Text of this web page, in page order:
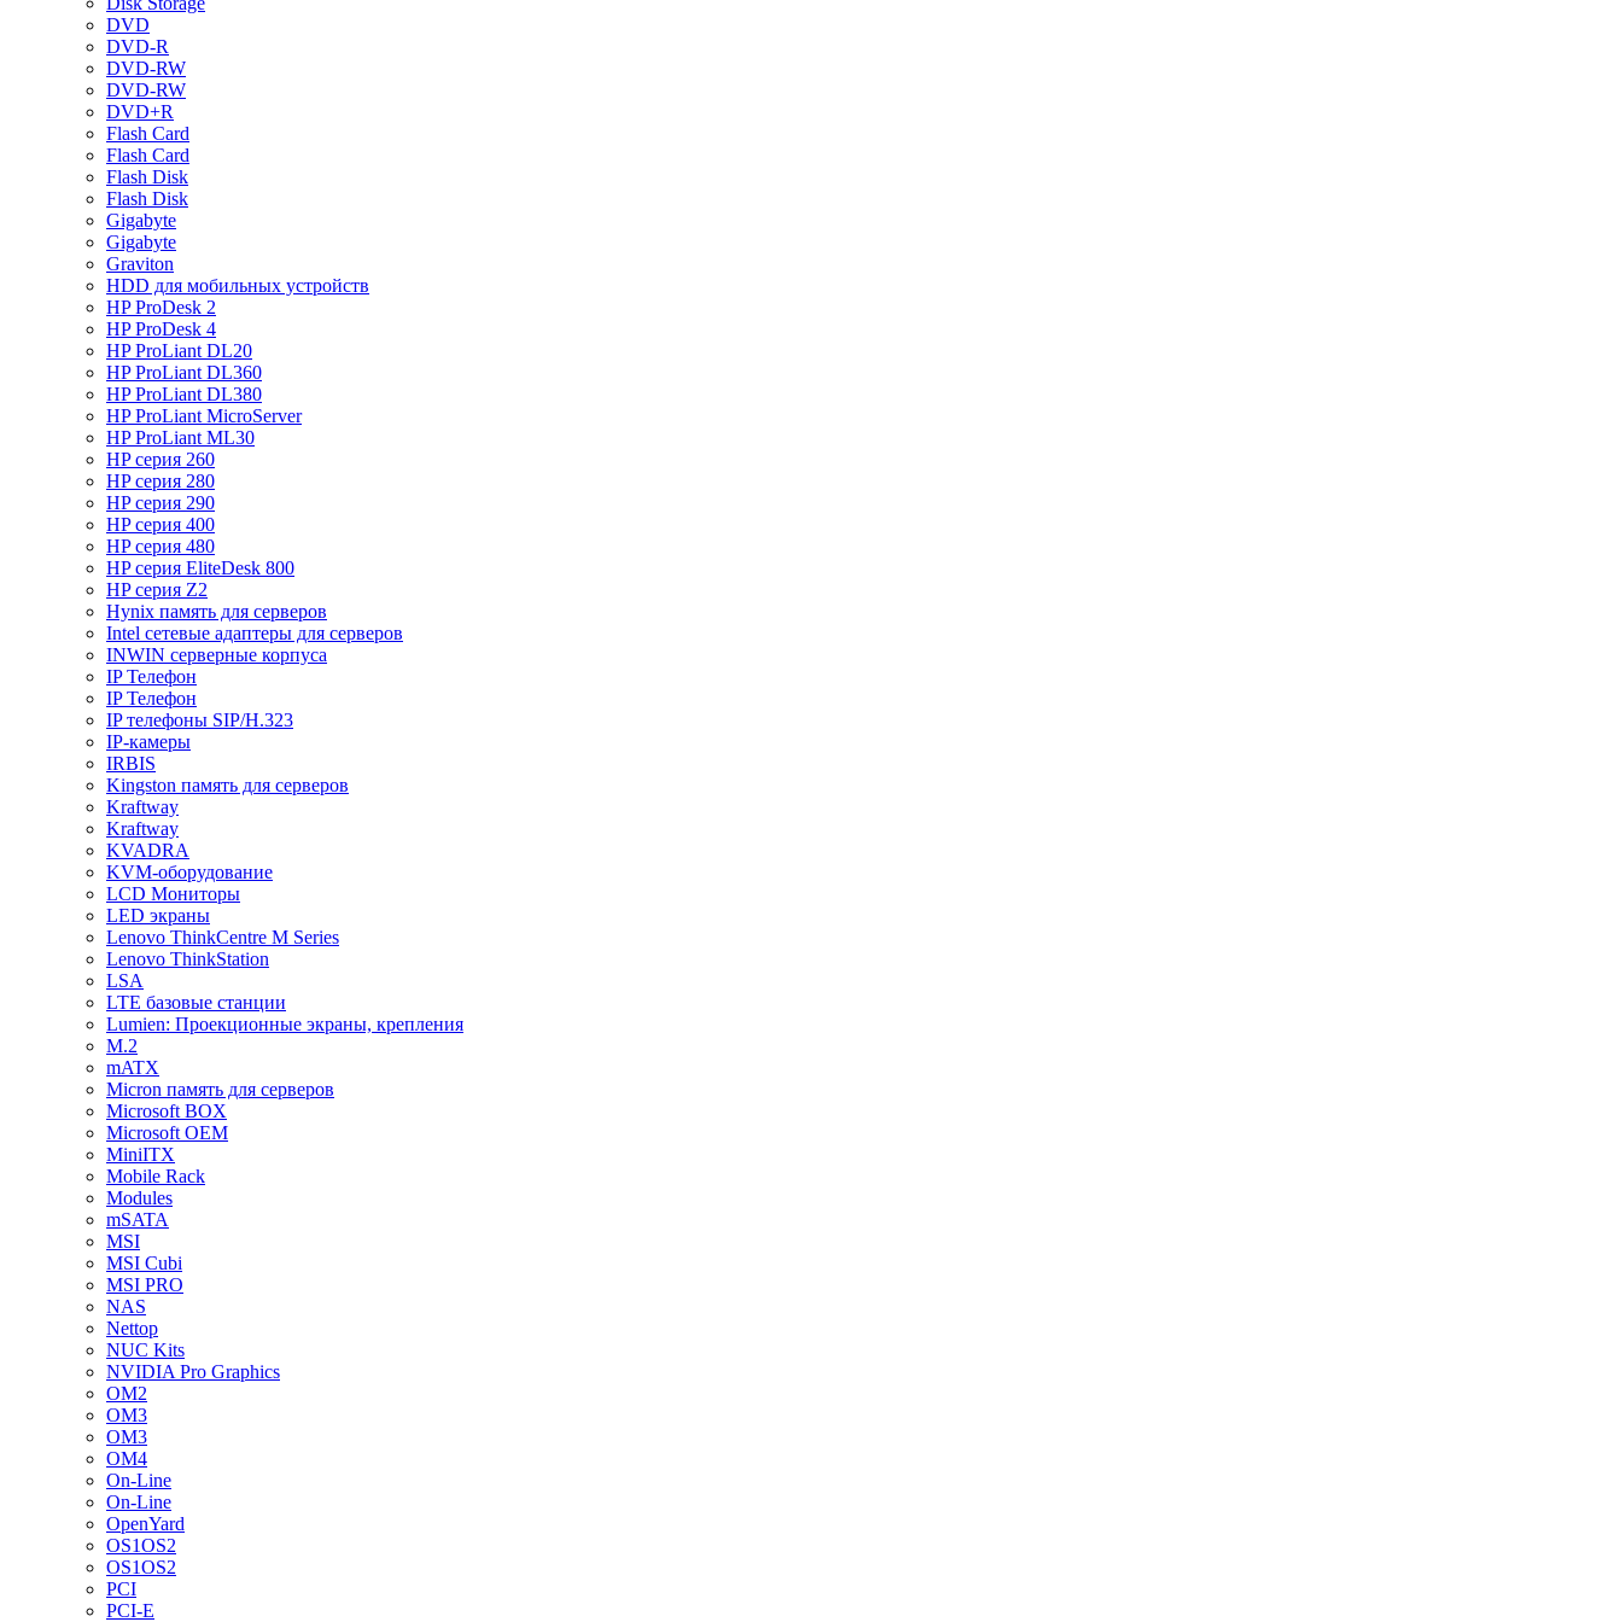
DVD
DVD-R
DVD-RW
DVD-RW
DVD+R
Flash Card
Flash Card
Flash Disk
Flash Disk
Gigabyte
Gigabyte
Graviton
HDD для мобильных устройств
HP ProDesk 2
HP ProDesk 4
HP ProLiant DL20
HP ProLiant DL360
HP ProLiant DL380
HP ProLiant MicroServer
HP ProLiant ML30
HP серия 260
HP серия 280
HP серия 290
HP серия 400
HP серия 480
HP серия EliteDesk 800
HP серия Z2
Hynix память для серверов
Intel сетевые адаптеры для серверов
INWIN серверные корпуса
IP Телефон
IP Телефон
IP телефоны SIP/H.323
IP-камеры
IRBIS
Kingston память для серверов
Kraftway
Kraftway
KVADRA
KVM-оборудование
LCD Мониторы
LED экраны
Lenovo ThinkCentre M Series
Lenovo ThinkStation
LSA
LTE базовые станции
Lumien: Проекционные экраны, крепления
M.2
mATX
Micron память для серверов
Microsoft BOX
Microsoft OEM
MiniITX
Mobile Rack
Modules
mSATA
MSI
MSI Cubi
MSI PRO
NAS
Nettop
NUC Kits
NVIDIA Pro Graphics
OM2
OM3
OM3
OM4
On-Line
On-Line
OpenYard
OS1OS2
OS1OS2
PCI
PCI-E